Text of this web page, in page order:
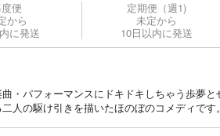
便
から
に発送
定期便（週1)
未定から
10日以内に発送
・パフォーマンスにドキドキしちゃう歩夢
人の駆け引きを描いたほのぼのコメディです。